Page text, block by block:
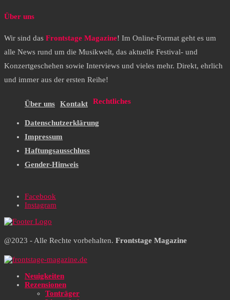
Über uns
Wir sind das Frontstage Magazine! Im Online-Format geht es um
alle News rund um die Musikwelt, das aktuelle Festival- und
Konzertgeschehen sowie Interviews und vieles mehr. Direkt, ehrlich
und immer aus der ersten Reihe!
Über uns Kontakt Rechtliches
Datenschutzerklärung
Impressum
Haftungsausschluss
Gender-Hinweis
Facebook
Instagram
@2023 - Alle Rechte vorbehalten. Frontstage Magazine
Neuigkeiten
Rezensionen
Tonträger